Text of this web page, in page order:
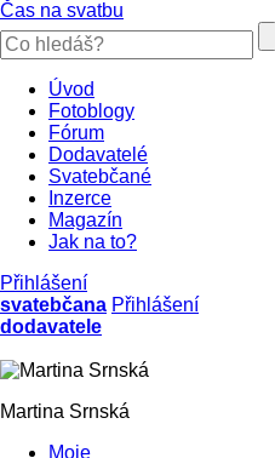
Čas na svatbu
Úvod
Fotoblogy
Fórum
Dodavatelé
Svatebčané
Inzerce
Magazín
Jak na to?
Přihlášení
svatebčana Přihlášení
dodavatele
Martina Srnská
Moje